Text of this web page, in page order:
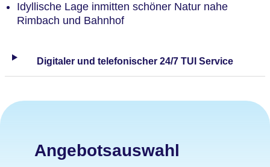
Idyllische Lage inmitten schöner Natur nahe
Rimbach und Bahnhof
Digitaler und telefonischer 24/7 TUI Service
Angebotsauswahl